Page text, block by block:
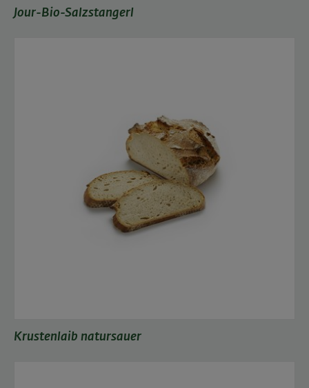
Jour-Bio-Salzstangerl
Krustenlaib natursauer